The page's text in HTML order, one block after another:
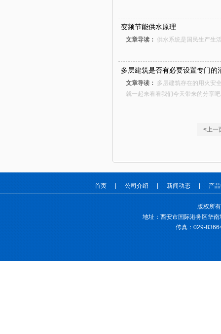
变频节能供水原理
文章导读： 供水系统是国民生产生
多层建筑是否有必要设置专门的
文章导读： 多层建筑存在的用火安
就一起来看看我们今天带来的分享
应设消防水箱或气压水罐、水塔”。...
<上一
首页 公司介绍 新闻动态 产
版权所
地址：西安市国际港务区华
传真：029-